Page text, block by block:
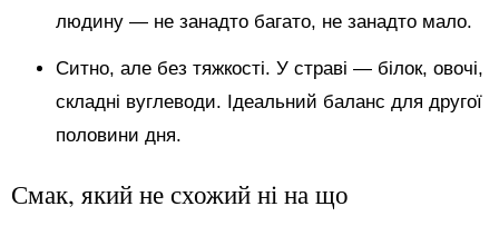
людину — не занадто багато, не занадто мало.
Ситно, але без тяжкості. У страві — білок, овочі,
складні вуглеводи. Ідеальний баланс для другої
половини дня.
Смак, який не схожий ні на що